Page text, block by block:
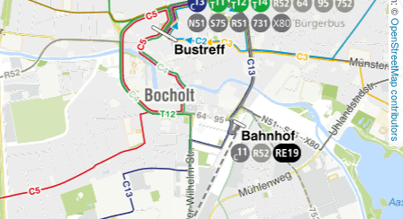
OpenStreetMap contributors